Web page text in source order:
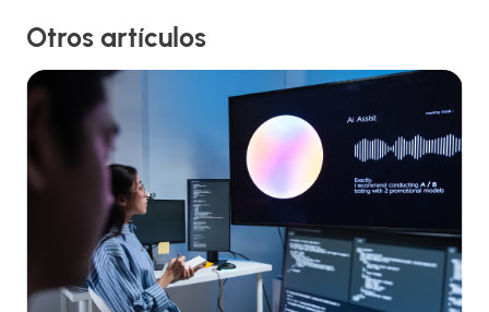
Otros artículos